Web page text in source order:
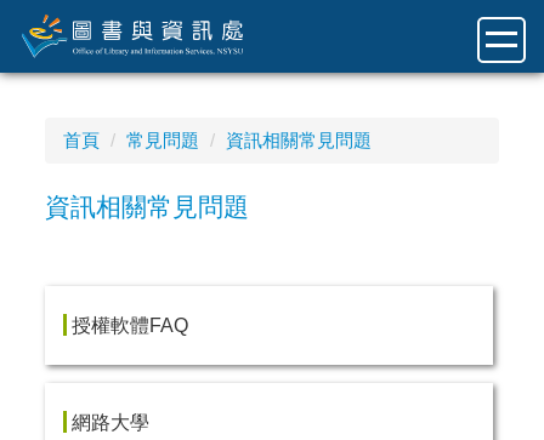
到
主
首頁 常見問題 資訊相關常見問題
資訊相關常見問題
授權軟體FAQ
網路大學